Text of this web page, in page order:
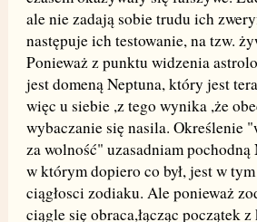
ale nie zadają sobie trudu ich
następuje ich testowanie, na tzw.
Ponieważ z punktu widzenia
jest domeną Neptuna, który jest
więc u siebie ,z tego wynika ,że
wybaczanie się nasila. Określenie
za wolność" uzasadniam
w którym dopiero co był, jest w
ciągłosci zodiaku. Ale ponieważ
ciągle się obraca,łącząc początek